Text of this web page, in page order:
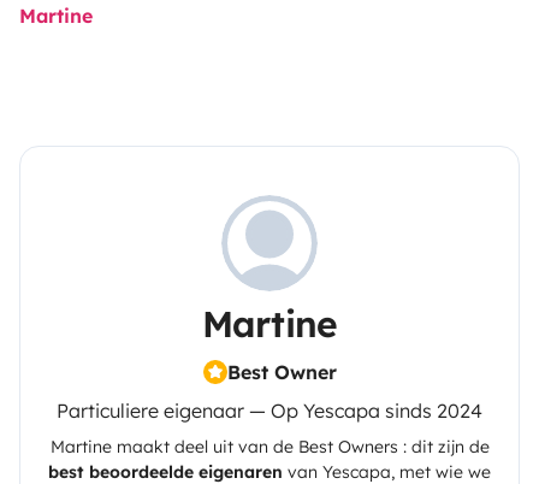
Martine
Martine
Best Owner
Particuliere eigenaar — Op Yescapa sinds 2024
Martinemaakt deel uit van de Best Owners : dit zijn de
best beoordeelde eigenaren van Yescapa, met wie we